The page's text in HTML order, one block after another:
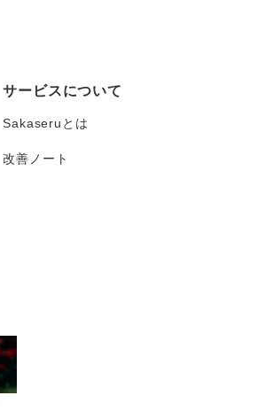
サービスについて
Sakaseruとは
改善ノート